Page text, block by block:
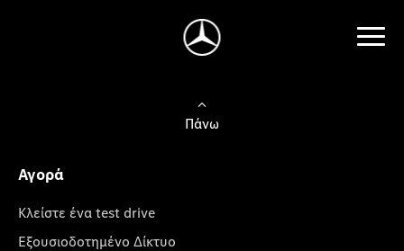
Πάνω
Αγορά
Κλείστε ένα test drive
Εξουσιοδοτημένο Δίκτυο